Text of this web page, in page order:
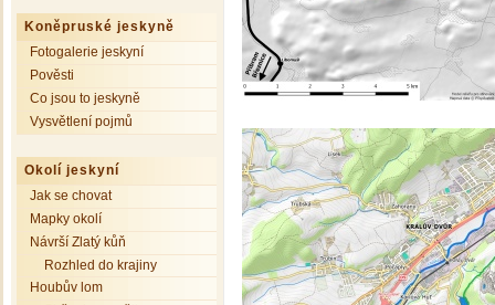
Koněpruské jeskyně
Fotogalerie jeskyní
Pověsti
Co jsou to jeskyně
Vysvětlení pojmů
Okolí jeskyní
Jak se chovat
Mapky okolí
Návrší Zlatý kůň
Rozhled do krajiny
Houbův lom